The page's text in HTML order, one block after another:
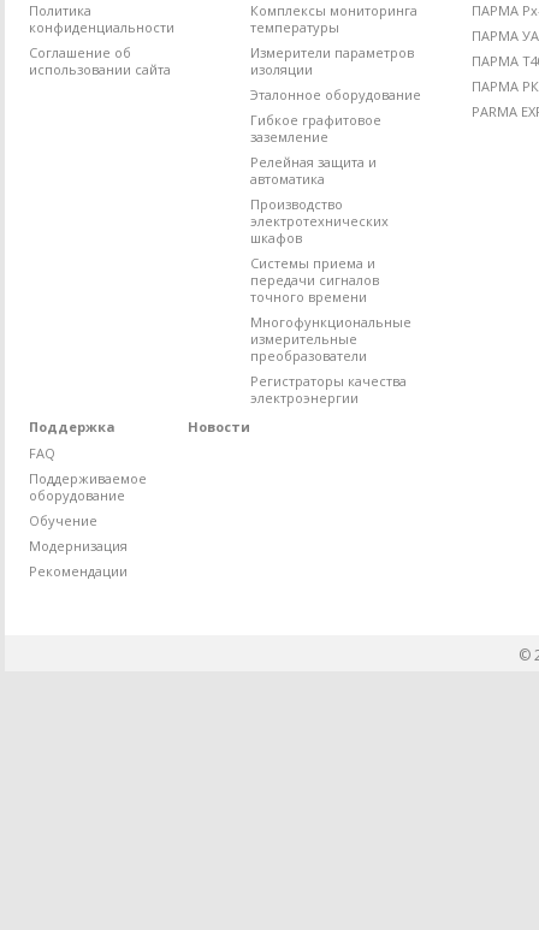
Политика
конфиденциальности
Соглашение об
использовании сайта
Комплексы мониторинга
температуры
Измерители параметров
изоляции
Эталонное оборудование
Гибкое графитовое
заземление
Релейная защита и
автоматика
Производство
электротехнических
шкафов
Системы приема и
передачи сигналов
точного времени
Многофункциональные
измерительные
преобразователи
Регистраторы качества
электроэнергии
ПАРМА
ПАРМА
ПАРМА
ПАРМА
PARMA
Поддержка
FAQ
Поддерживаемое
оборудование
Обучение
Модернизация
Рекомендации
Новости
©